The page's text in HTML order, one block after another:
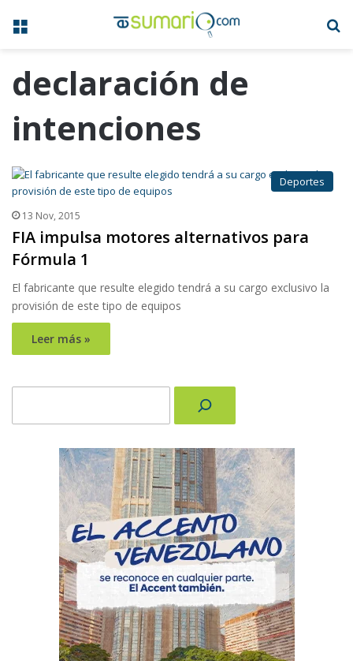
Menú
declaración de
intenciones
Deportes
13 Nov, 2015
FIA impulsa motores alternativos para
Fórmula 1
El fabricante que resulte elegido tendrá a su cargo exclusivo la
provisión de este tipo de equipos
Leer más »